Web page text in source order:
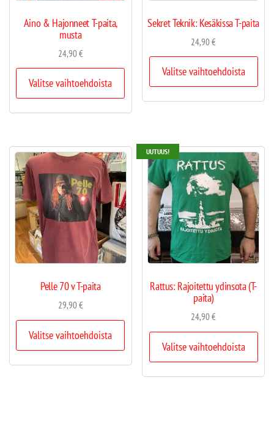
Aino & Hajonneet T-paita,
musta
24,90€
Valitse vaihtoehdoista
Sekret Teknik: Kesäkissa T-paita
24,90€
Valitse vaihtoehdoista
Pelle 70 v T-paita
29,90€
Valitse vaihtoehdoista
UUTUUS!
Rattus: Rajoitettu ydinsota (T-
paita)
24,90€
Valitse vaihtoehdoista